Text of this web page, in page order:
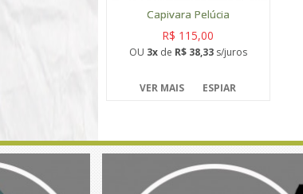
Capivara Pelúcia
R$ 115,00
OU 3xde R$ 38,33s/juros
VER MAIS ESPIAR